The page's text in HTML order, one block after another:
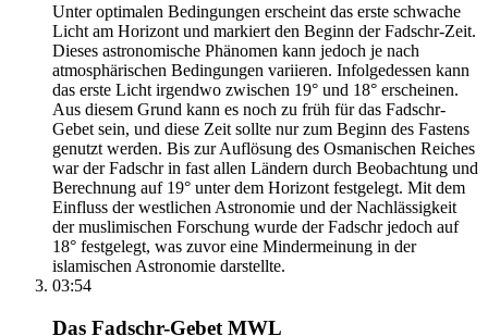
Unter optimalen Bedingungen erscheint das erste schwache
Licht am Horizont und markiert den Beginn der Fadschr-Zeit.
Dieses astronomische Phänomen kann jedoch je nach
atmosphärischen Bedingungen variieren. Infolgedessen kann
das erste Licht irgendwo zwischen 19° und 18° erscheinen.
Aus diesem Grund kann es noch zu früh für das Fadschr-
Gebet sein, und diese Zeit sollte nur zum Beginn des Fastens
genutzt werden. Bis zur Auflösung des Osmanischen Reiches
war der Fadschr in fast allen Ländern durch Beobachtung und
Berechnung auf 19° unter dem Horizont festgelegt. Mit dem
Einfluss der westlichen Astronomie und der Nachlässigkeit
der muslimischen Forschung wurde der Fadschr jedoch auf
18° festgelegt, was zuvor eine Mindermeinung in der
islamischen Astronomie darstellte.
03:54
Das Fadschr-Gebet MWL